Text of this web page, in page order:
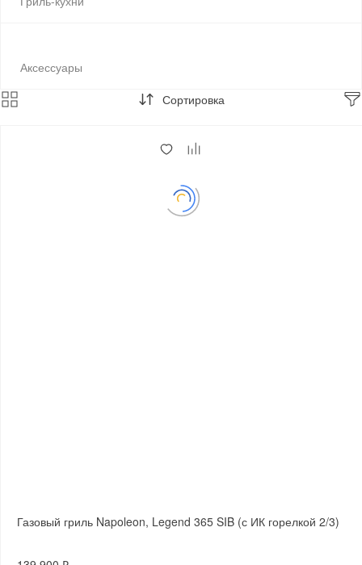
Аксессуары
Сортировка
Газовый гриль Napoleon, Legend 365 SIB (с ИК горелкой 2/3)